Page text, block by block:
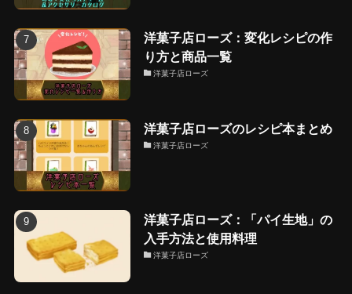
洋菓子店ローズ：変化レシピの作
り方と商品一覧
洋菓子店ローズ
洋菓子店ローズのレシピ本まとめ
洋菓子店ローズ
洋菓子店ローズ：「パイ生地」の
入手方法と使用料理
洋菓子店ローズ